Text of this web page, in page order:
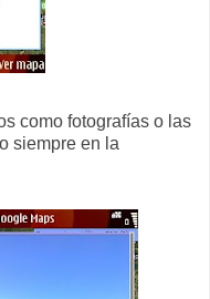
como fotografías o las
siempre en la